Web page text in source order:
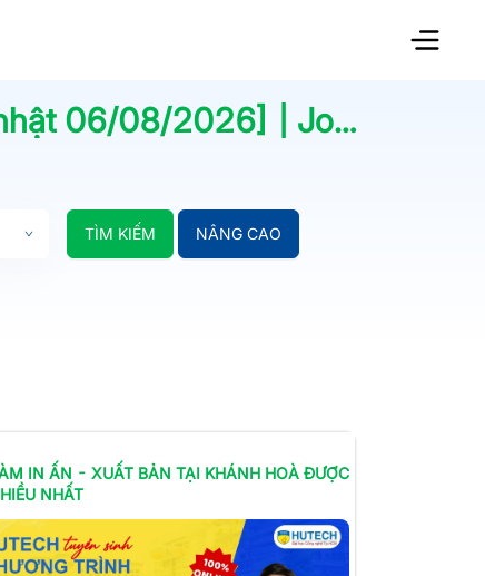
06/08/2026] | Jobsnew.vn
TÌM KIẾM NÂNG CAO
IN ẤN - XUẤT BẢN TẠI KHÁNH HOÀ ĐƯỢC
NHẤT